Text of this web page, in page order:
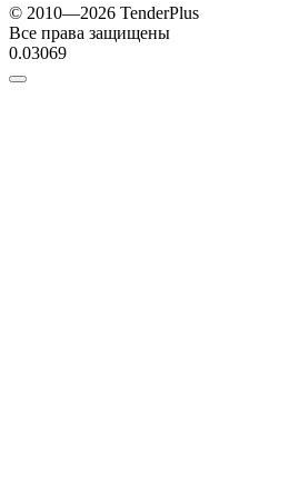
© 2010—2026 TenderPlus
Все права защищены
0.03069